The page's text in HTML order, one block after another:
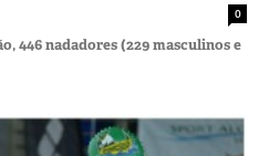
0
446 nadadores (229 masculinos e